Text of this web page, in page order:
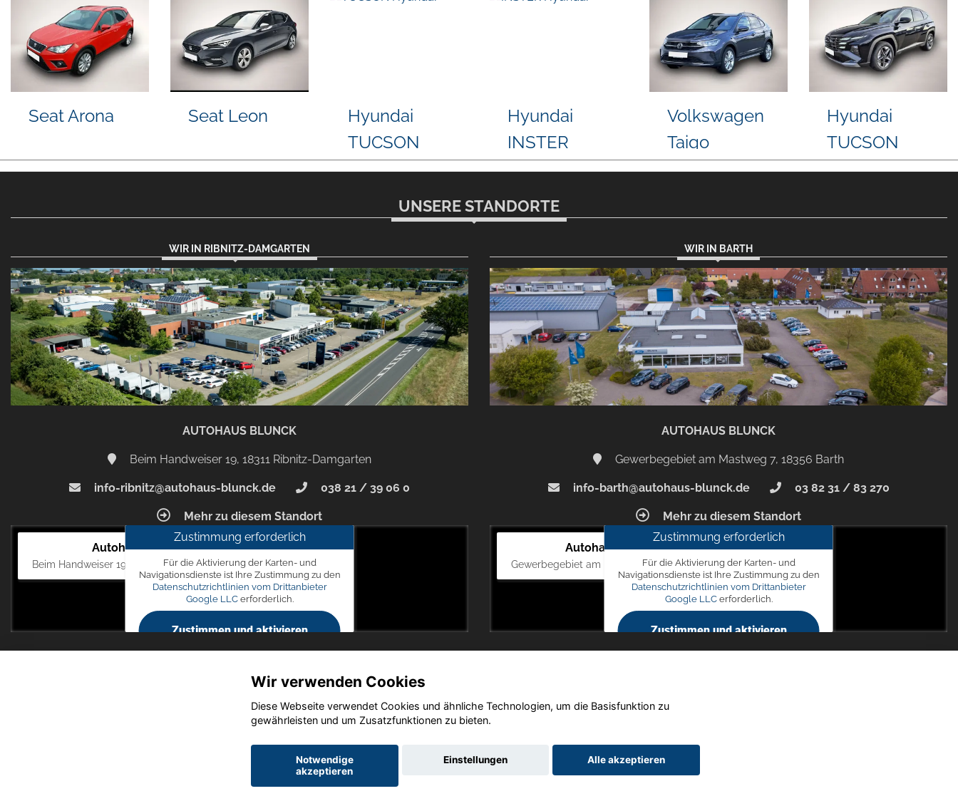
Volkswagen
Hyundai
Volkswagen
T-Cross
Skoda
Octavia
Seat Arona Audi quattro
UNSERE STANDORTE
WIR IN RIBNITZ-DAMGARTEN
AUTOHAUS BLUNCK
Beim Handweiser 19, 18311 Ribnitz-Damgarten
info-ribnitz@autohaus-blunck.de 038 21 / 39 06 0
Mehr zu diesem Standort
Autohaus Blunck
Beim Handweiser 19, 18311 Ribnitz-Damgarten
Zustimmung erforderlich
Für die Aktivierung der Karten- und
Navigationsdienste ist Ihre Zustimmung zu den
Datenschutzrichtlinien vom Drittanbieter
Google LLCerforderlich.
Zustimmen und aktivieren
WIR IN BARTH
AUTOHAUS BLUNCK
Gewerbegebiet am Mastweg 7, 18356 Barth
info-barth@autohaus-blunck.de 03 82 31 / 83 270
Mehr zu diesem Standort
Autohaus Blunck
Gewerbegebiet am Mastweg 7, 18356 Barth
Zustimmung erforderlich
Für die Aktivierung der Karten- und
Navigationsdienste ist Ihre Zustimmung zu den
Datenschutzrichtlinien vom Drittanbieter
Google LLCerforderlich.
Zustimmen und aktivieren
Copyright © 2026. Autohaus Blunck
Startseite AGB
Wir verwenden Cookies
Diese Webseite verwendet Cookies und ähnliche Technologien, um die Basisfunktion zu
gewährleisten und um Zusatzfunktionen zu bieten.
Notwendige
akzeptieren
Einstellungen Alle akzeptieren